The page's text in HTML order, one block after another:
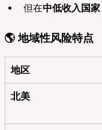
但在中低收入国家
🌎 地域性风险特点
地区
北美